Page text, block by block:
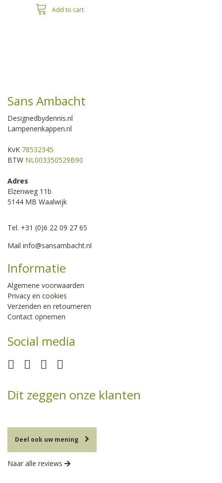
Add to cart
Sans Ambacht
Designedbydennis.nl
Lampenenkappen.nl
KvK 78532345
BTW NL003350529B90
Adres
Elzenweg 11b
5144 MB Waalwijk
Tel. +31 (0)6 22 09 27 65
Mail info@sansambacht.nl
Informatie
Algemene voorwaarden
Privacy en cookies
Verzenden en retourneren
Contact opnemen
Social media
Dit zeggen onze klanten
Deel ook uw mening
Naar alle reviews